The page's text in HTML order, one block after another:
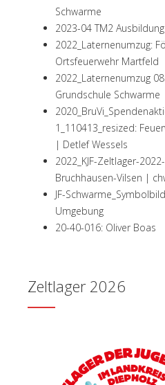
Schwarme
2023-04 TM2
2022_Laternenumzug:
Ortsfeuerwehr Martfeld
2022_Laternenumzug
Grundschule Schwarme
1_110413_resized:
| Detlef Wessels
2022_KJF-Zeltlager-
Bruchhausen-Vilsen |
JF-
Umgebung
20-40-016: Oliver Boas
Zeltlager 2026